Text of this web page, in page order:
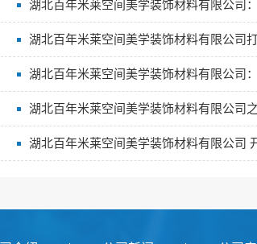
湖北百年米莱空间美学装饰材料有限公司
湖北百年米莱空间美学装饰材料有限公司
湖北百年米莱空间美学装饰材料有限公司
湖北百年米莱空间美学装饰材料有限公司
湖北百年米莱空间美学装饰材料有限公司